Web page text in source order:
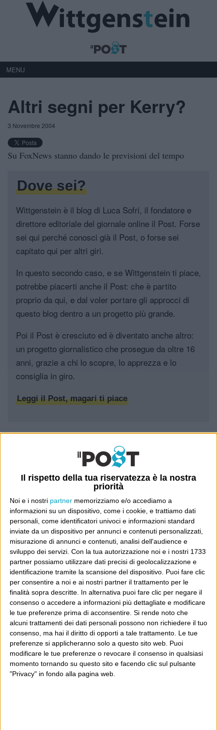
Il rispetto della tua riservatezza è la nostra
priorità
Noi e i nostri partner memorizziamo e/o accediamo a
informazioni su un dispositivo, come i cookie, e trattiamo dati
personali, come identificatori univoci e informazioni standard
inviate da un dispositivo per annunci e contenuti personalizzati,
misurazione di annunci e contenuti, analisi dell'audience e
sviluppo dei servizi. Con la tua autorizzazione noi e i nostri 1733
partner possiamo utilizzare dati precisi di geolocalizzazione e
identificazione tramite la scansione del dispositivo. Puoi fare clic
per consentire a noi e ai nostri partner il trattamento per le
finalità sopra descritte. In alternativa puoi fare clic per negare il
consenso o accedere a informazioni più dettagliate e modificare
le tue preferenze prima di acconsentire. Si rende noto che
alcuni trattamenti dei dati personali possono non richiedere il tuo
consenso, ma hai il diritto di opporti a tale trattamento. Le tue
preferenze si applicheranno solo a questo sito web. Puoi
modificare le tue preferenze o revocare il consenso in qualsiasi
momento tornando su questo sito e facendo clic sul pulsante
"Privacy" in fondo alla pagina web.
MENU
Altri segni per Kerry?
3 Novembre 2004
Su FoxNews stanno dando le previsioni del tempo
Dove sei?
Wittgenstein è il blog di Luca Sofri, il fondatore e
direttore editoriale del giornale online il Post. Forse
sei qui perché conosci già il Post, o forse sei
capitato qui per altri giri.
In questo secondo caso, e se Wittgenstein ti piace,
potrebbe piacerti anche il Post: che è partito
proprio da qui, e dal voler portare gli approcci di
questo blog dentro a un progetto più grande.
Poi il Post è cresciuto ed è diventato anche altro:
un progetto giornalistico che prosegue da oltre 16
anni, grazie a chi lo scopre, lo apprezza e lo
consiglia in giro.
Leggi il Post, magari ti piace
POST PRECEDENTE
Prime impressioni a caldo
POST SUCCESSIVO
No surprises
E per i regali di Natale